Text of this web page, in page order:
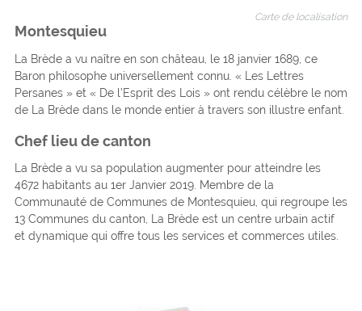
Carte de localisation
Montesquieu
La Brède a vu naître en son château, le 18 janvier 1689, ce
Baron philosophe universellement connu. « Les Lettres
Persanes » et « De l’Esprit des Lois » ont rendu célèbre le nom
de La Brède dans le monde entier à travers son illustre enfant.
Chef lieu de canton
La Brède a vu sa population augmenter pour atteindre les
4672 habitants au 1er Janvier 2019. Membre de la
Communauté de Communes de Montesquieu, qui regroupe les
13 Communes du canton, La Brède est un centre urbain actif
et dynamique qui offre tous les services et commerces utiles.